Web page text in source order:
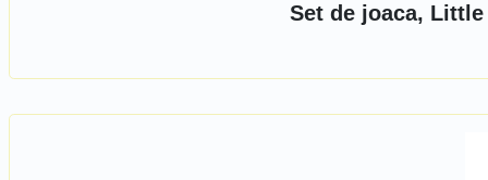
Set de joaca,